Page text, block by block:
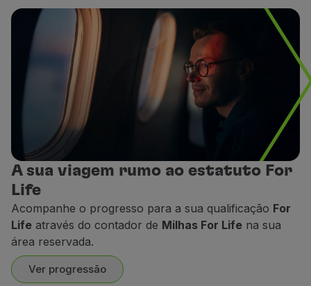
A sua viagem rumo ao estatuto For
Life
Acompanhe o progresso para a sua qualificação For
Life através do contador de Milhas For Life na sua
área reservada.
Ver progressão